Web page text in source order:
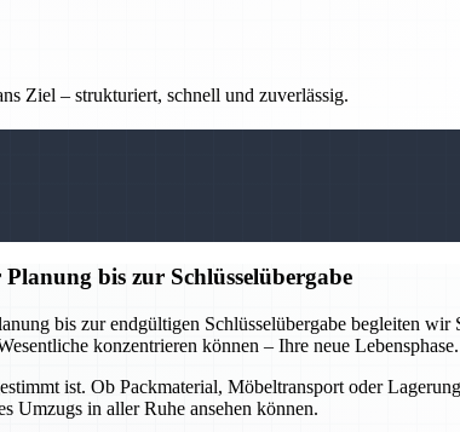
Ziel – strukturiert, schnell und zuverlässig.
bis zur Schlüsselübergabe
bis zur endgültigen Schlüsselübergabe begleiten
konzentrieren können – Ihre neue Lebensphase.
ist. Ob Packmaterial, Möbeltransport oder
Umzugs in aller Ruhe ansehen können.